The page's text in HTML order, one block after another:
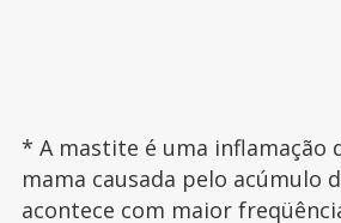
* A mastite é uma inflamação
mama causada pelo acúmulo
acontece com maior